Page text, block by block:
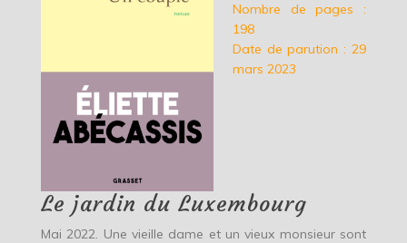
Nombre de pages :
198
Date de parution : 29
mars 2023
Le jardin du Luxembourg
Mai 2022. Une vieille dame et un vieux monsieur sont